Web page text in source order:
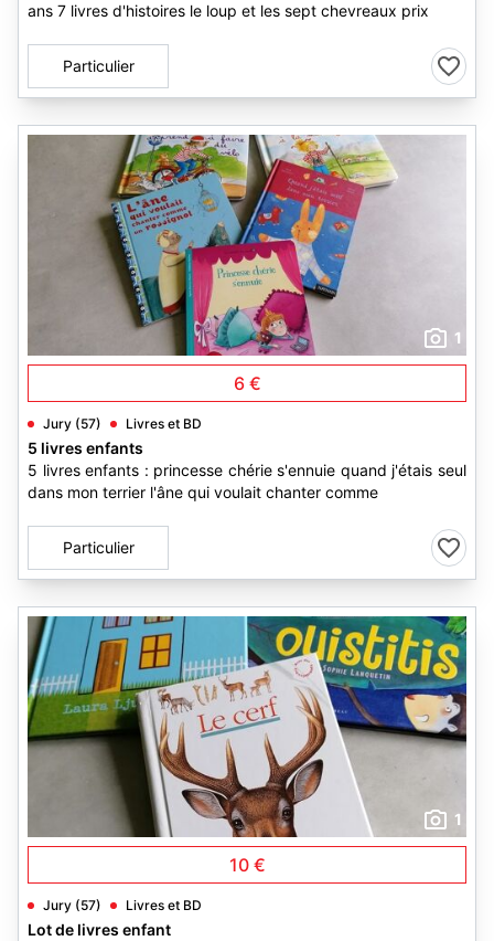
ans 7 livres d'histoires le loup et les sept chevreaux prix
Particulier
1
6 €
Jury (57) Livres et BD
5 livres enfants
5 livres enfants : princesse chérie s'ennuie quand j'étais seul
dans mon terrier l'âne qui voulait chanter comme
Particulier
1
10 €
Jury (57) Livres et BD
Lot de livres enfant